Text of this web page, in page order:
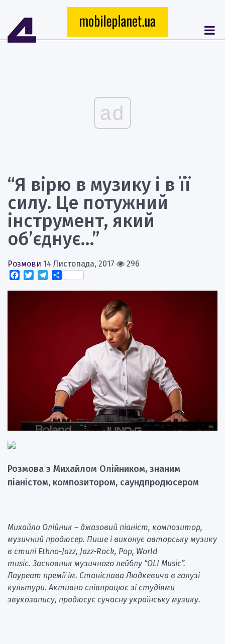
ad
“Я вірю в музику і в її
силу. Це потужний
інструмент, який
об’єднує…”
Розмови 14 Листопада, 2017
296
Facebook
TwitterTelegram
Поділитися
Розмова з Михайлом Олійником, знаним
піаністом, композитором, саундпродюсером
Михайло Олійник – джазовий піаніст, композитор,
музичний продюсер. Пише і виконує авторську музику
в стилі Ethno-Jazz, Jazz-Rock, Pop, World
music. Засновник музичного лейблу “OLI Music”.
Лауреат премії ім. Станіслава Людкевича в галузі
культури. Активно співпрацює зі студіями
звукозапису, продюсує сучасну українську музику.